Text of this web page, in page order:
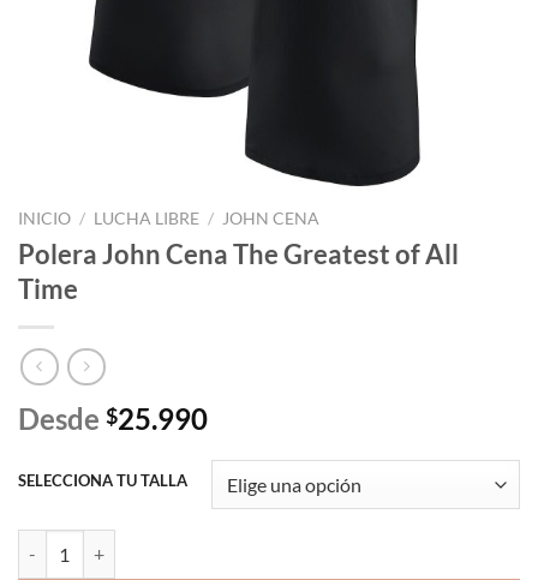
INICIO / LUCHA LIBRE / JOHN CENA
Polera John Cena The Greatest of All
Time
Desde $25.990
SELECCIONA TU TALLA